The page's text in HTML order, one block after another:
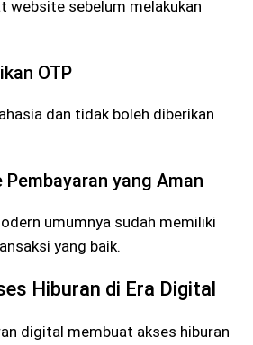
website sebelum melakukan
OTP
dan tidak boleh diberikan
yang Aman
umumnya sudah memiliki
yang baik.
Hiburan di Era Digital
digital membuat akses hiburan